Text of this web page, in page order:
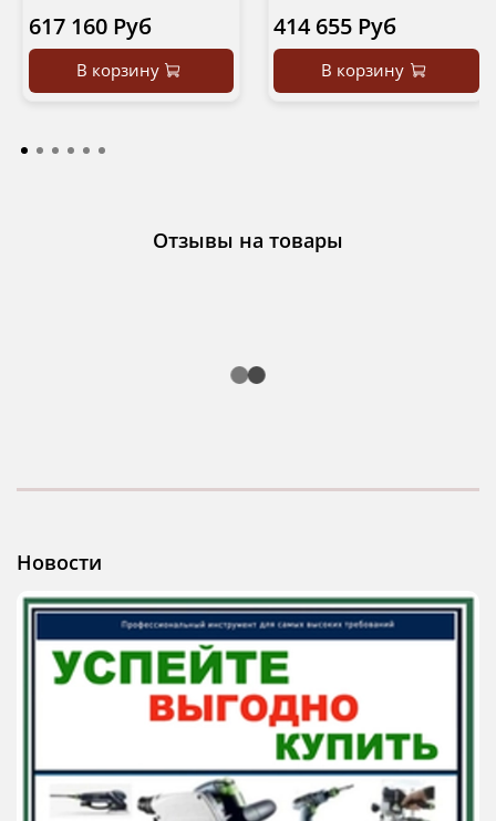
617 160 Руб
В корзину
414 655 Руб
В корзину
Отзывы на товары
Новости